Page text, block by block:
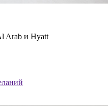
Arab и Hyatt